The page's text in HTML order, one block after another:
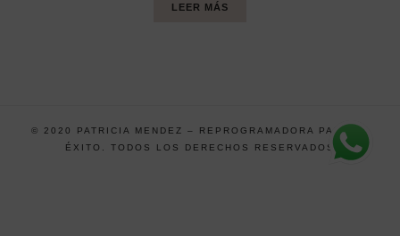
LEER MÁS
© 2020 PATRICIA MENDEZ – REPROGRAMADORA PARA EL
ÉXITO. TODOS LOS DERECHOS RESERVADOS